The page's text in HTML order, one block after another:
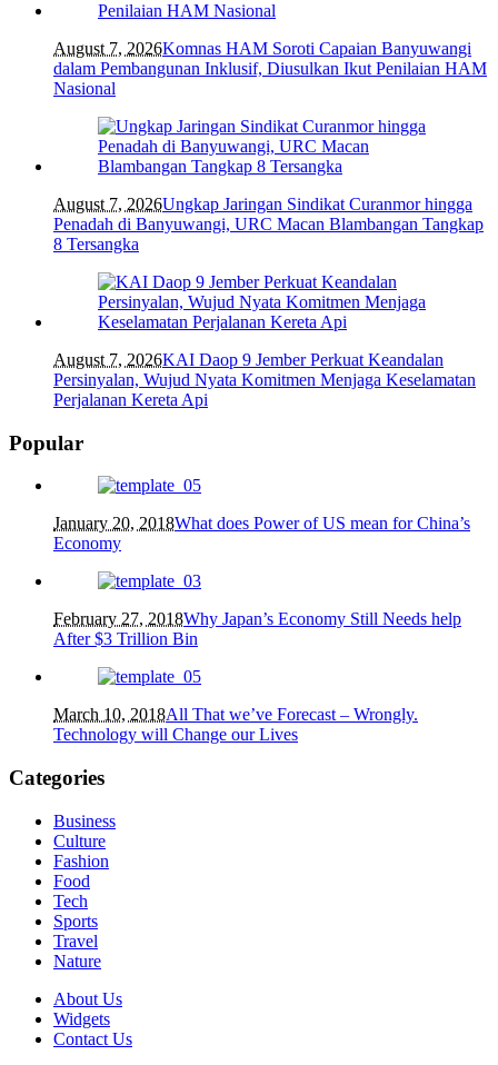
August 7, 2026Komnas HAM Soroti Capaian Banyuwangi
dalam Pembangunan Inklusif, Diusulkan Ikut Penilaian HAM
Nasional
August 7, 2026Ungkap Jaringan Sindikat Curanmor hingga
Penadah di Banyuwangi, URC Macan Blambangan Tangkap
8 Tersangka
August 7, 2026KAI Daop 9 Jember Perkuat Keandalan
Persinyalan, Wujud Nyata Komitmen Menjaga Keselamatan
Perjalanan Kereta Api
Popular
January 20, 2018What does Power of US mean for China’s
Economy
February 27, 2018Why Japan’s Economy Still Needs help
After $3 Trillion Bin
March 10, 2018All That we’ve Forecast – Wrongly.
Technology will Change our Lives
Categories
Business
Culture
Fashion
Food
Tech
Sports
Travel
Nature
About Us
Widgets
Contact Us